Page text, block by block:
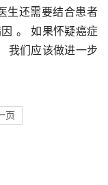
生还需要结合患者
。 如果怀疑癌症
我们应该做进一步
页